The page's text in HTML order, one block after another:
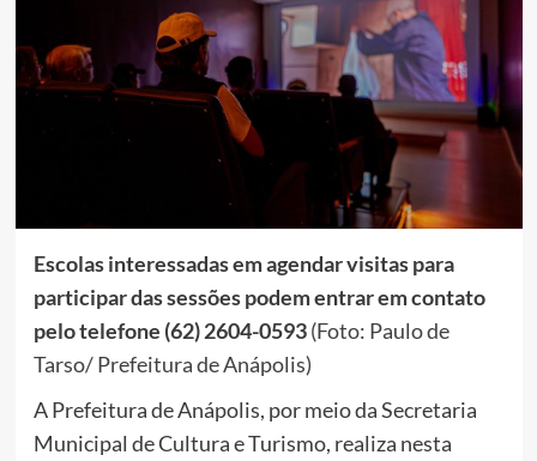
Escolas interessadas em agendar visitas para
participar das sessões podem entrar em contato
pelo telefone (62) 2604-0593 (Foto: Paulo de
Tarso/ Prefeitura de Anápolis)
A Prefeitura de Anápolis, por meio da Secretaria
Municipal de Cultura e Turismo, realiza nesta